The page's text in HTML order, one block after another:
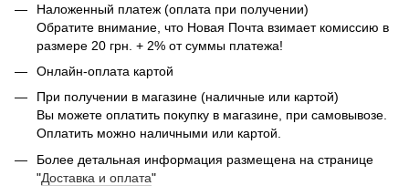
Наложенный платеж (оплата при получении)
Обратите внимание, что Новая Почта взимает комиссию в
размере 20 грн. + 2% от суммы платежа!
Онлайн-оплата картой
При получении в магазине (наличные или картой)
Вы можете оплатить покупку в магазине, при самовывозе.
Оплатить можно наличными или картой.
Более детальная информация размещена на странице
"Доставка и оплата"